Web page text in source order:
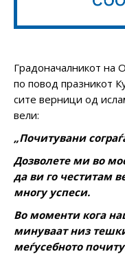
Градоначалникот на
по повод празникот
сите верници од
вели:
„Почитувани
Дозволете ми во
да ви го честитам
многу успеси.
Во моменти кога
минуваат низ
меѓусебното